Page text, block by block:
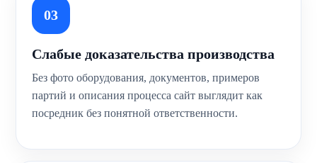
03
Слабые доказательства производства
Без фото оборудования, документов, примеров
партий и описания процесса сайт выглядит как
посредник без понятной ответственности.